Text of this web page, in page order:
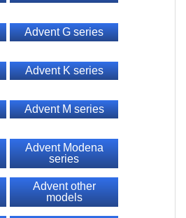
Advent G series
Advent K series
Advent M series
Advent Modena
series
Advent other
models